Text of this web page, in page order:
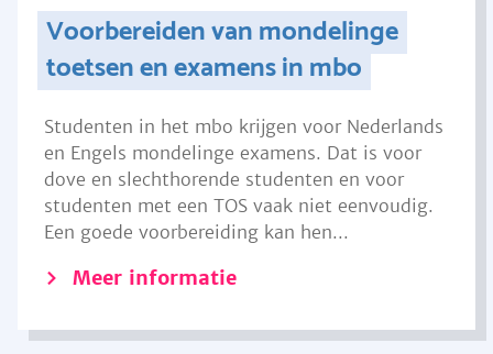
Voorbereiden van mondelinge
toetsen en examens in mbo
Studenten in het mbo krijgen voor Nederlands
en Engels mondelinge examens. Dat is voor
dove en slechthorende studenten en voor
studenten met een TOS vaak niet eenvoudig.
Een goede voorbereiding kan hen...
Meer informatie